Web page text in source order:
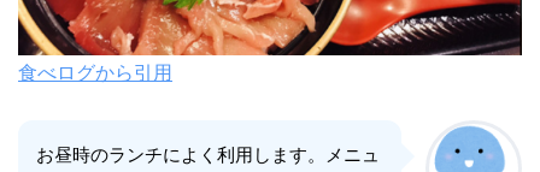
食べログから引用
お昼時のランチによく利用します。メニュ